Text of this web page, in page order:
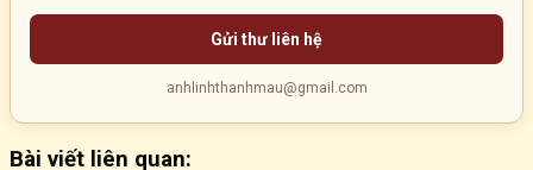
Gửi thư liên hệ
anhlinhthanhmau@gmail.com
Bài viết liên quan: